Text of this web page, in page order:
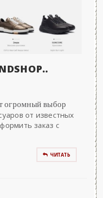
огромный выбор
от известных
заказ с
ЧИТАТЬ